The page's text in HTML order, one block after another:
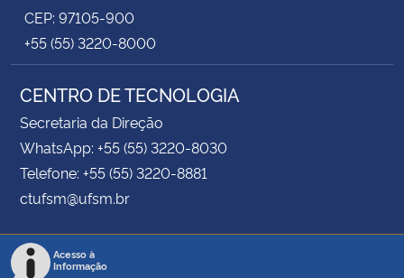
CEP: 97105-900
+55 (55) 3220-8000
CENTRO DE TECNOLOGIA
Secretaria da Direção
WhatsApp: +55 (55) 3220-8030
Telefone: +55 (55) 3220-8881
ctufsm@ufsm.br
Acesso à
Informação